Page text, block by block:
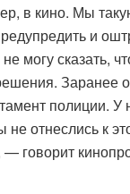
в кино. Мы
и
могу сказать,
Заранее
полиции. У
отнеслись к
— говорит